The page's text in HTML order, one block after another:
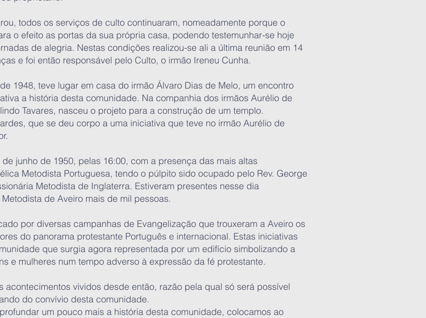
todos os serviços de culto continuaram, nomeadamente porque o
o efeito as portas da sua própria casa, podendo testemunhar-se hoje
de alegria. Nestas condições realizou-se ali a última reunião em 14
e foi então responsável pelo Culto, o irmão Ireneu Cunha.
1948, teve lugar em casa do irmão Álvaro Dias de Melo, um encontro
a história desta comunidade. Na companhia dos irmãos Aurélio de
Tavares, nasceu o projeto para a construção de um templo.
que se deu corpo a uma iniciativa que teve no irmão Aurélio de
junho de 1950, pelas 16:00, com a presença das mais altas
Metodista Portuguesa, tendo o púlpito sido ocupado pelo Rev. George
Metodista de Inglaterra. Estiveram presentes nesse dia
de Aveiro mais de mil pessoas.
por diversas campanhas de Evangelização que trouxeram a Aveiro os
do panorama protestante Português e internacional. Estas iniciativas
que surgia agora representada por um edifício simbolizando a
e mulheres num tempo adverso à expressão da fé protestante.
acontecimentos vividos desde então, razão pela qual só será possível
do convívio desta comunidade.
um pouco mais a história desta comunidade, colocamos ao